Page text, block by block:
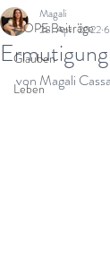
HOPE Beiträge
Glauben
Leben
Magali
28. Apr. 2022
von Magali